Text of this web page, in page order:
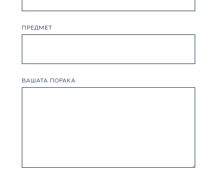
ПРЕДМЕТ
ВАШАТА ПОРАКА